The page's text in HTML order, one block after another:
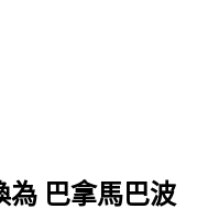
為 巴拿馬巴波